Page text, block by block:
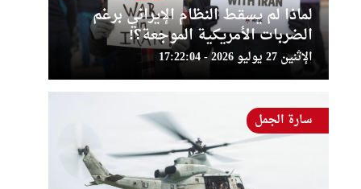
لماذا لم يسقط النظام الإيراني برغم
الضربات الأمريكية الموجعة؟!
الإثنين 27 يوليو 2026 - 17:22:04
سارة الجمل